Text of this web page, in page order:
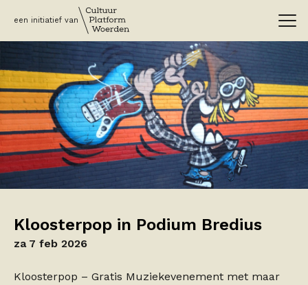
een initiatief van
Kloosterpop in Podium Bredius
za 7 feb 2026
Kloosterpop – Gratis Muziekevenement met maar